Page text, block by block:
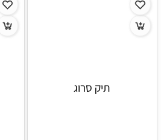
תיק סרוג